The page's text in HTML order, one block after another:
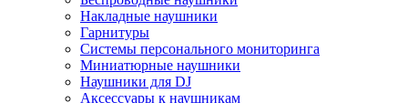
Накладные наушники
Гарнитуры
Системы персонального мониторинга
Миниатюрные наушники
Наушники для DJ
Аксессуары к наушникам